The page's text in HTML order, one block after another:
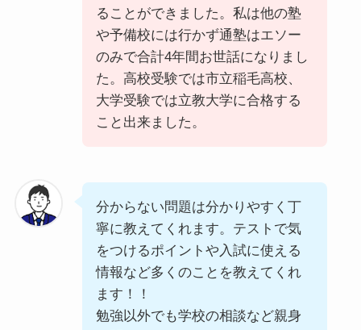
ることができました。私は他の塾
や予備校には行かず通塾はエソー
のみで合計4年間お世話になりまし
た。高校受験では市立稲毛高校、
大学受験では立教大学に合格する
こと出来ました。
分からない問題は分かりやすく丁
寧に教えてくれます。テストで気
をつけるポイントや入試に使える
情報など多くのことを教えてくれ
ます！！
勉強以外でも学校の相談など親身